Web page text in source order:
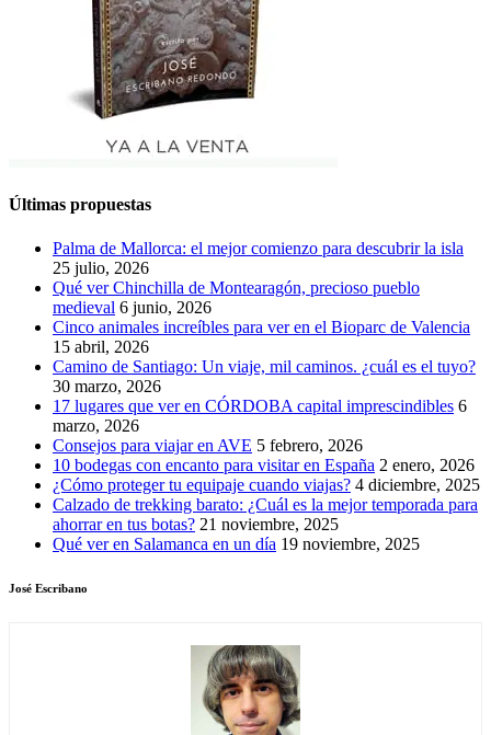
Últimas propuestas
Palma de Mallorca: el mejor comienzo para descubrir la isla
25 julio, 2026
Qué ver Chinchilla de Montearagón, precioso pueblo
medieval 6 junio, 2026
Cinco animales increíbles para ver en el Bioparc de Valencia
15 abril, 2026
Camino de Santiago: Un viaje, mil caminos. ¿cuál es el tuyo?
30 marzo, 2026
17 lugares que ver en CÓRDOBA capital imprescindibles 6
marzo, 2026
Consejos para viajar en AVE 5 febrero, 2026
10 bodegas con encanto para visitar en España 2 enero, 2026
¿Cómo proteger tu equipaje cuando viajas? 4 diciembre, 2025
Calzado de trekking barato: ¿Cuál es la mejor temporada para
ahorrar en tus botas? 21 noviembre, 2025
Qué ver en Salamanca en un día 19 noviembre, 2025
José Escribano